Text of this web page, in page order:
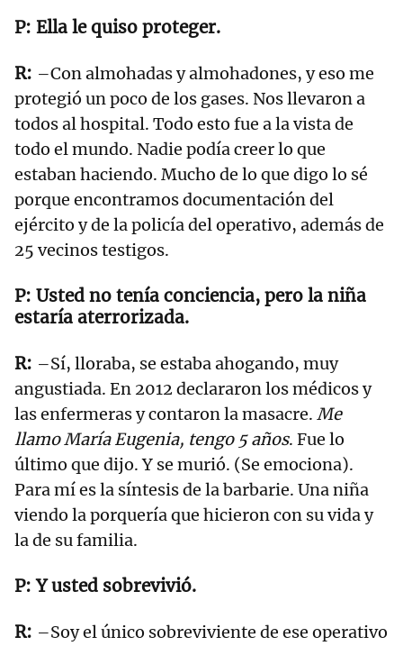
Ella le quiso proteger.
–Con almohadas y almohadones, y eso me
protegió un poco de los gases. Nos llevaron a
todos al hospital. Todo esto fue a la vista de
todo el mundo. Nadie podía creer lo que
estaban haciendo. Mucho de lo que digo lo sé
porque encontramos documentación del
ejército y de la policía del operativo, además de
25 vecinos testigos.
Usted no tenía conciencia, pero la niña
estaría aterrorizada.
–Sí, lloraba, se estaba ahogando, muy
angustiada. En 2012 declararon los médicos y
las enfermeras y contaron la masacre. Me
llamo María Eugenia, tengo 5 años. Fue lo
último que dijo. Y se murió. (Se emociona).
Para mí es la síntesis de la barbarie. Una niña
viendo la porquería que hicieron con su vida y
la de su familia.
Y usted sobrevivió.
–Soy el único sobreviviente de ese operativo